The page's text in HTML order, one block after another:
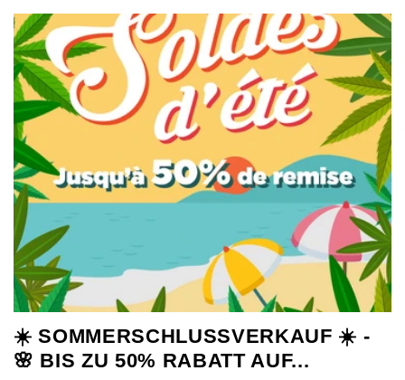
☀️ SOMMERSCHLUSSVERKAUF ☀️ -
🌸 BIS ZU 50% RABATT AUF...